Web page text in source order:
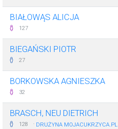
BIAŁOWĄS ALICJA
127
BIEGAŃSKI PIOTR
27
BORKOWSKA AGNIESZKA
32
BRASCH, NEU DIETRICH
128 · DRUŻYNA MOJACUKRZYCA.PL